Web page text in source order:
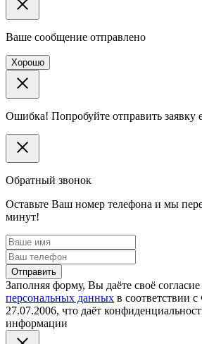
Ваше сообщение отправлено
Хорошо
Ошибка! Попробуйте отправить заявку
Обратный звонок
Оставьте Ваш номер телефона и мы
минут!
Отправить
Заполняя форму, Вы даёте своё
персональных данных в соответствии
27.07.2006, что даёт
информации